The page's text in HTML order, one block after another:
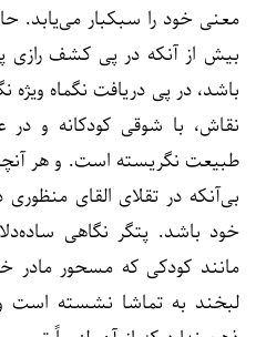
معنی خود را سبکبار می‌یابد.
بیش از آنکه در پی کشف رازی
باشد، در پی دریافت نگماه
نقاش، با شوقی کودکانه و
طبیعت نگریسته است. و هر
بی‌آنکه در تقلای القای
خود باشد. پتگر نگاهی
مانند کودکی که مسحور مادر
لبخند به تماشا نشسته است